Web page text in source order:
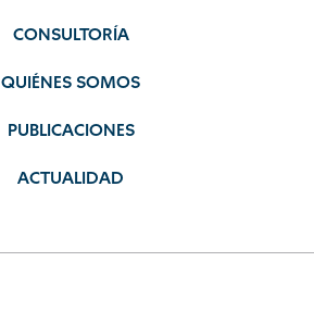
CONSULTORÍA
QUIÉNES SOMOS
PUBLICACIONES
ACTUALIDAD